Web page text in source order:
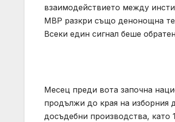
взаимодействието между
МВР разкри също денонощна
Всеки един сигнал беше
Месец преди вота започна
продължи до края на изборния
досъдебни производства, като